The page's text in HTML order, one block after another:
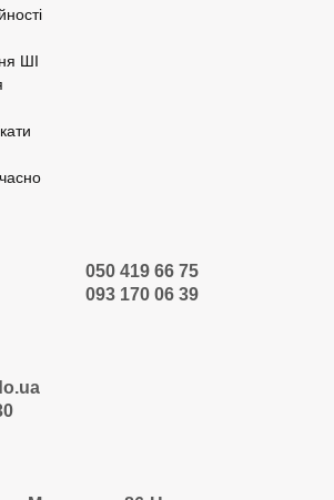
ШІ
050 419 66 75
093 170 06 39